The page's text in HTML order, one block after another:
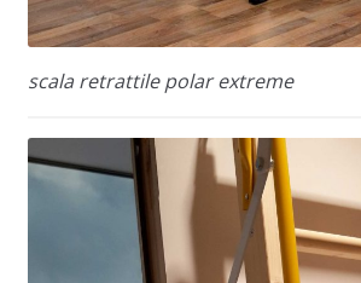
scala retrattile polar extreme